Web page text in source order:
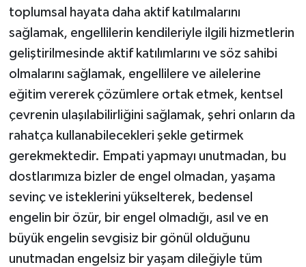
toplumsal hayata daha aktif katılmalarını
sağlamak, engellilerin kendileriyle ilgili hizmetlerin
geliştirilmesinde aktif katılımlarını ve söz sahibi
olmalarını sağlamak, engellilere ve ailelerine
eğitim vererek çözümlere ortak etmek, kentsel
çevrenin ulaşılabilirliğini sağlamak, şehri onların da
rahatça kullanabilecekleri şekle getirmek
gerekmektedir. Empati yapmayı unutmadan, bu
dostlarımıza bizler de engel olmadan, yaşama
sevinç ve isteklerini yükselterek, bedensel
engelin bir özür, bir engel olmadığı, asıl ve en
büyük engelin sevgisiz bir gönül olduğunu
unutmadan engelsiz bir yaşam dileğiyle tüm